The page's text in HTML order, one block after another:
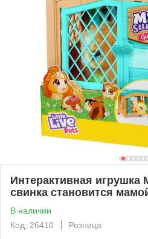
Интерактивная игрушка
свинка становится
В наличии
Код: 26410
Розница